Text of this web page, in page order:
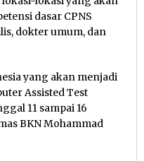
dasar CPNS
dokter umum, dan
yang akan menjadi
Assisted Test
11 sampai 16
BKN Mohammad